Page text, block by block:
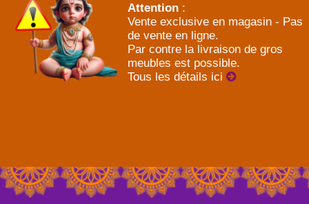
Attention :
Vente exclusive en magasin - Pas
de vente en ligne.
Par contre la livraison de gros
meubles est possible.
Tous les détails ici